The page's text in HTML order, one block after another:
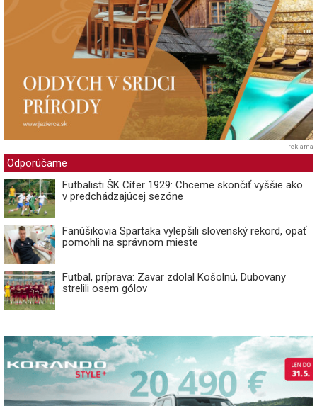
reklama
Odporúčame
Futbalisti ŠK Cífer 1929: Chceme skončiť vyššie ako
v predchádzajúcej sezóne
Fanúšikovia Spartaka vylepšili slovenský rekord, opäť
pomohli na správnom mieste
Futbal, príprava: Zavar zdolal Košolnú, Dubovany
strelili osem gólov